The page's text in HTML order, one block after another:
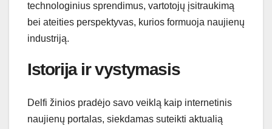
technologinius sprendimus, vartotojų įsitraukimą
bei ateities perspektyvas, kurios formuoja naujienų
industriją.
Istorija ir vystymasis
Delfi žinios pradėjo savo veiklą kaip internetinis
naujienų portalas, siekdamas suteikti aktualią